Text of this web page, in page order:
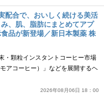
配合で、おいしく続ける美活
、肌、脂肪にまとめてアプ
品が新登場／新日本製薬 株
・顆粒インスタントコーヒー市場
アコーヒー）」などを展開するヘ
2026年08月06日 18：00